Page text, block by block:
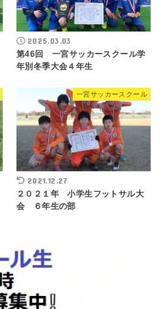
2025.03.03
第46回 一宮サッカースクール学
年別冬季大会４年生
一宮サッカースクール
2021.12.27
２０２１年 小学生フットサル大
会 ６年生の部